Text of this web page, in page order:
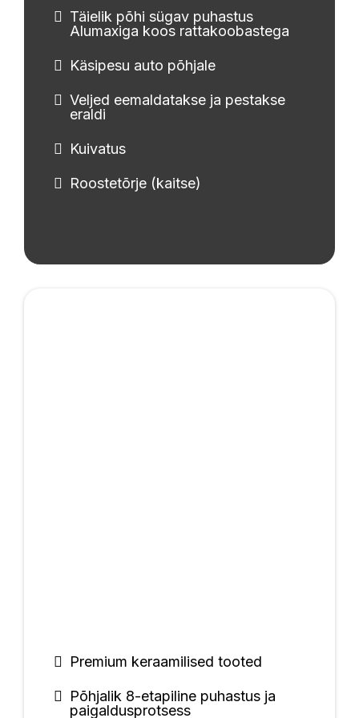
Täielik põhi sügav puhastus
Alumaxiga koos rattakoobastega
Käsipesu auto põhjale
Veljed eemaldatakse ja pestakse
eraldi
Kuivatus
Roostetõrje (kaitse)
Premium keraamilised tooted
Põhjalik 8-etapiline puhastus ja
paigaldusprotsess